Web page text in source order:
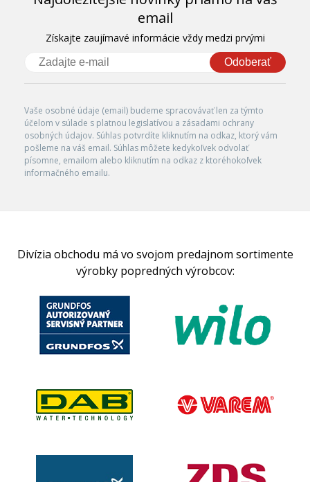
email
Získajte zaujímavé informácie vždy medzi prvými
Odoberať
Vaše osobné údaje (email) budeme spracovávať len za týmto
účelom v súlade s platnou legislatívou a zásadami ochrany
osobných údajov. Súhlas potvrdíte kliknutím na odkaz, ktorý vám
pošleme na váš email. Súhlas môžete kedykoľvek odvolať
písomne, emailom alebo kliknutím na odkaz z ktoréhokoľvek
informačného emailu.
Divízia obchodu má vo svojom predajnom sortimente
výrobky popredných výrobcov: